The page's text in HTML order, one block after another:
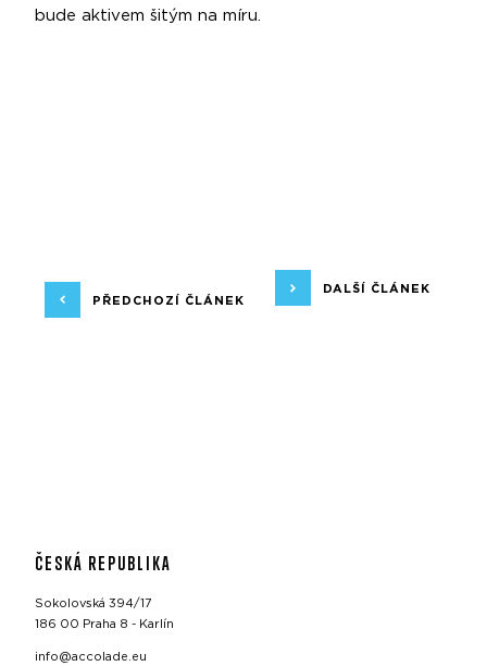
bude aktivem šitým na míru.
PŘEDCHOZÍ ČLÁNEK
DALŠÍ ČLÁNEK
ČESKÁ REPUBLIKA
Sokolovská 394/17
186 00 Praha 8 - Karlín
info@accolade.eu